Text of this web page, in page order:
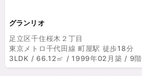
グランリオ
足立区千住桜木２丁目
東京メトロ千代田線 町屋駅 徒歩18分
3LDK / 66.12㎡ / 1999年02月築 / 9階